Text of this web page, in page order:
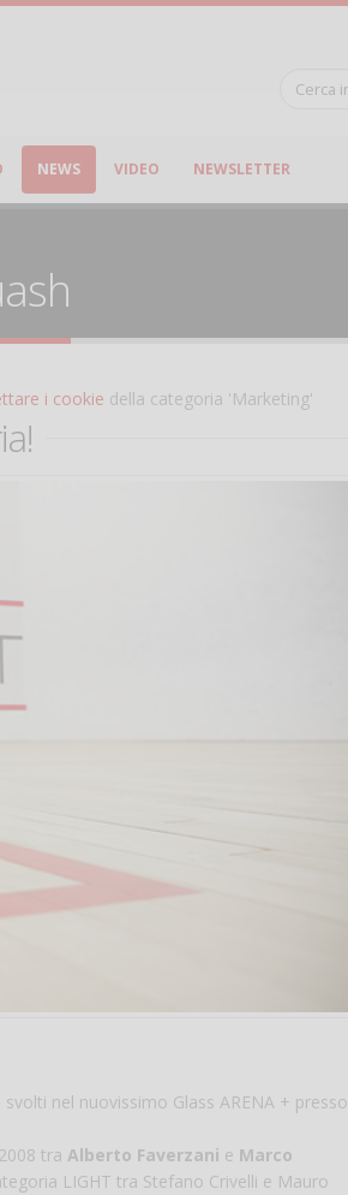
NEWS VIDEO NEWSLETTER
i cookie della categoria 'Marketing'
nel nuovissimo Glass ARENA + presso
tra Alberto Faverzani e Marco
LIGHT tra Stefano Crivelli e Mauro